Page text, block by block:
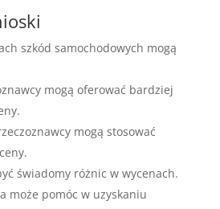
szkód samochodowych mogą
mogą oferować bardziej
mogą stosować
świadomy różnic w wycenach.
może pomóc w uzyskaniu